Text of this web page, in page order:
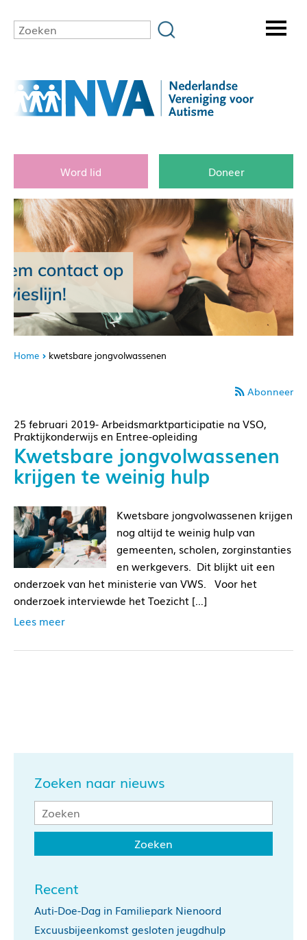
Word lid Doneer
Home kwetsbare jongvolwassenen
Abonneer
25 februari 2019- Arbeidsmarktparticipatie na VSO,
Praktijkonderwijs en Entree-opleiding
Kwetsbare jongvolwassenen
krijgen te weinig hulp
Kwetsbare jongvolwassenen krijgen
nog altijd te weinig hulp van
gemeenten, scholen, zorginstanties
en werkgevers. Dit blijkt uit een
onderzoek van het ministerie van VWS. Voor het
onderzoek interviewde het Toezicht […]
Lees meer
Zoeken naar nieuws
Recent
Auti-Doe-Dag in Familiepark Nienoord
Excuusbijeenkomst gesloten jeugdhulp